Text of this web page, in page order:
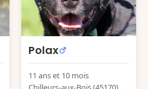
Polax
11 ans et 10 mois